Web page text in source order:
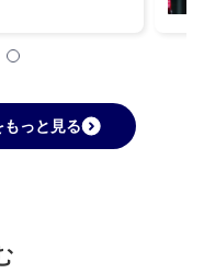
っと見る